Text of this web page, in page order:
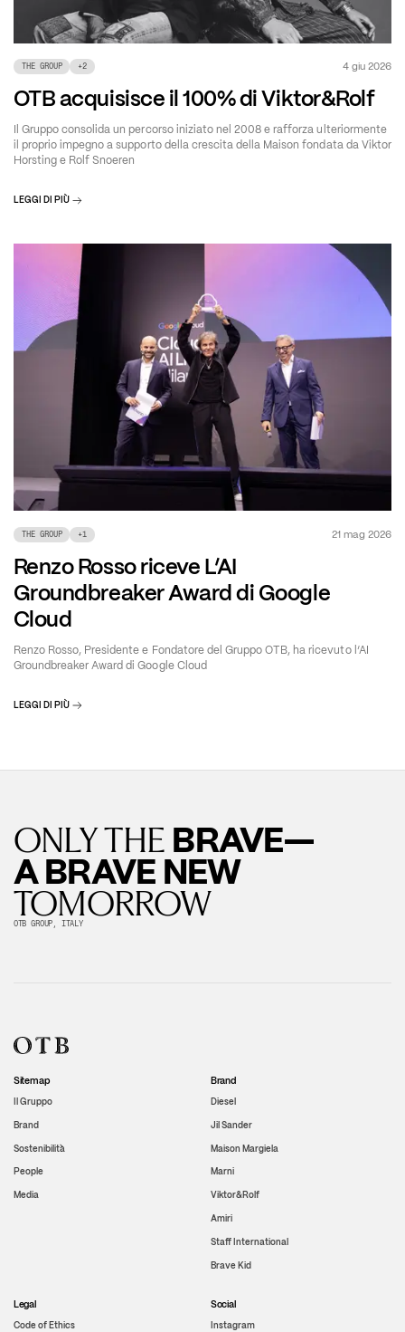
THE GROUP +2 4 giu 2026
OTB acquisisce il 100% di Viktor&Rolf
Il Gruppo consolida un percorso iniziato nel 2008 e rafforza ulteriormente
il proprio impegno a supporto della crescita della Maison fondata da Viktor
Horsting e Rolf Snoeren
LEGGI DI PIÙ
THE GROUP +1 21 mag 2026
Renzo Rosso riceve L’AI
Groundbreaker Award di Google
Cloud
Renzo Rosso, Presidente e Fondatore del Gruppo OTB, ha ricevuto l’AI
Groundbreaker Award di Google Cloud
LEGGI DI PIÙ
ONLY THE BRAVE—
A BRAVE NEW
TOMORROW
OTB GROUP, ITALY
Sitemap
Il Gruppo
Brand
Sostenibilità
People
Media
Brand
Diesel
Jil Sander
Maison Margiela
Marni
Viktor&Rolf
Amiri
Staff International
Brave Kid
Legal
Code of Ethics
Social
Instagram